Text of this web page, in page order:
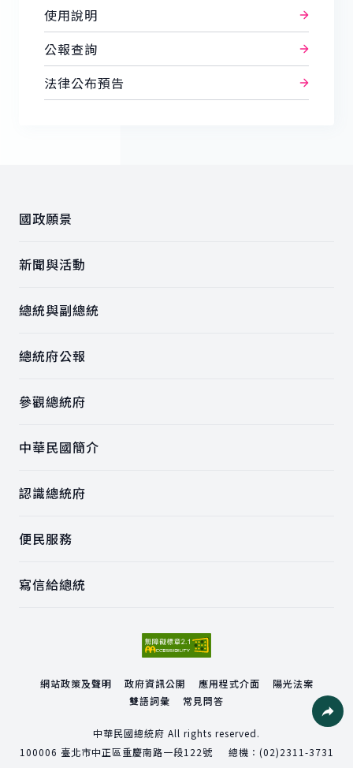
使用說明
公報查詢
法律公布預告
國政願景
新聞與活動
總統與副總統
總統府公報
參觀總統府
中華民國簡介
認識總統府
便民服務
寫信給總統
網站政策及聲明 政府資訊公開 應用程式介面
陽光法案
雙語詞彙
常見問答
中華民國總統府 All rights reserved.
100006 臺北市中正區重慶南路一段122號 總機： (02)2311-3731